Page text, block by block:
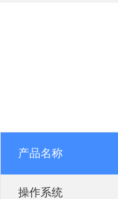
产品名称
操作系统